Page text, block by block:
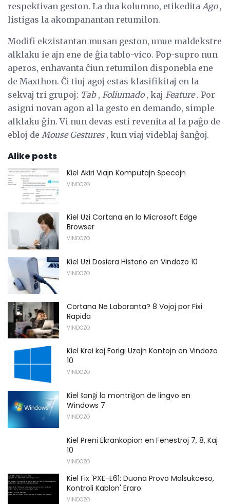
respektivan geston. La dua kolumno, etikedita Ago,
listigas la akompanantan retumilon.
Modifi ekzistantan musan geston, unue maldekstre
alklaku ie ajn ene de ĝia tablo-vico. Pop-supro nun
aperos, enhavanta ĉiun retumilon disponebla ene
de Maxthon. Ĉi tiuj agoj estas klasifikitaj en la
sekvaj tri grupoj: Tab, Foliumado, kaj Feature. Por
asigni novan agon al la gesto en demando, simple
alklaku ĝin. Vi nun devas esti revenita al la paĝo de
ebloj de Mouse Gestures, kun viaj videblaj ŝanĝoj.
Alike posts
Kiel Akiri Viajn Komputajn Specojn
VINDOZO
Kiel Uzi Cortana en la Microsoft Edge
Browser
VINDOZO
Kiel Uzi Dosiera Historio en Vindozo 10
VINDOZO
Cortana Ne Laboranta? 8 Vojoj por Fixi
Rapida
VINDOZO
Kiel Krei kaj Forigi Uzajn Kontojn en Vindozo
10
VINDOZO
Kiel ŝanĝi la montriĝon de lingvo en
Windows 7
VINDOZO
Kiel Preni Ekrankopion en Fenestroj 7, 8, Kaj
10
VINDOZO
Kiel Fix 'PXE-E61: Duona Provo Malsukceso,
Kontroli Kablon' Eraro
VINDOZO